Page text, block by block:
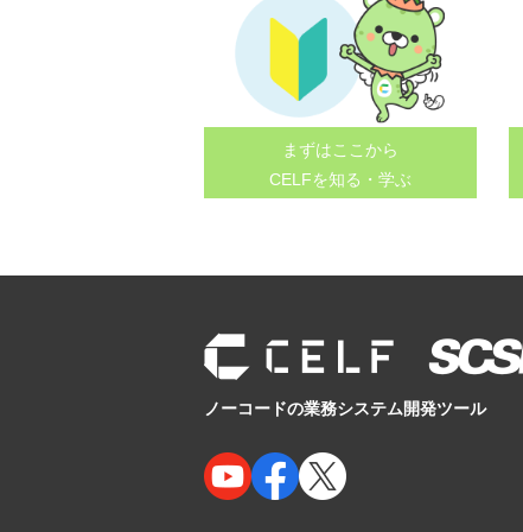
まずはここから
CELFを知る・学ぶ
ノーコードの業務システム開発ツール